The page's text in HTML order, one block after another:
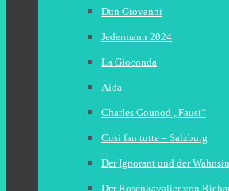
Don Giovanni
Jedermann 2024
La Gioconda
Aida
Charles Gounod „Faust“
Cosi fan tutte – Salzburg
Der Ignorant und der
Der Rosenkavalier von